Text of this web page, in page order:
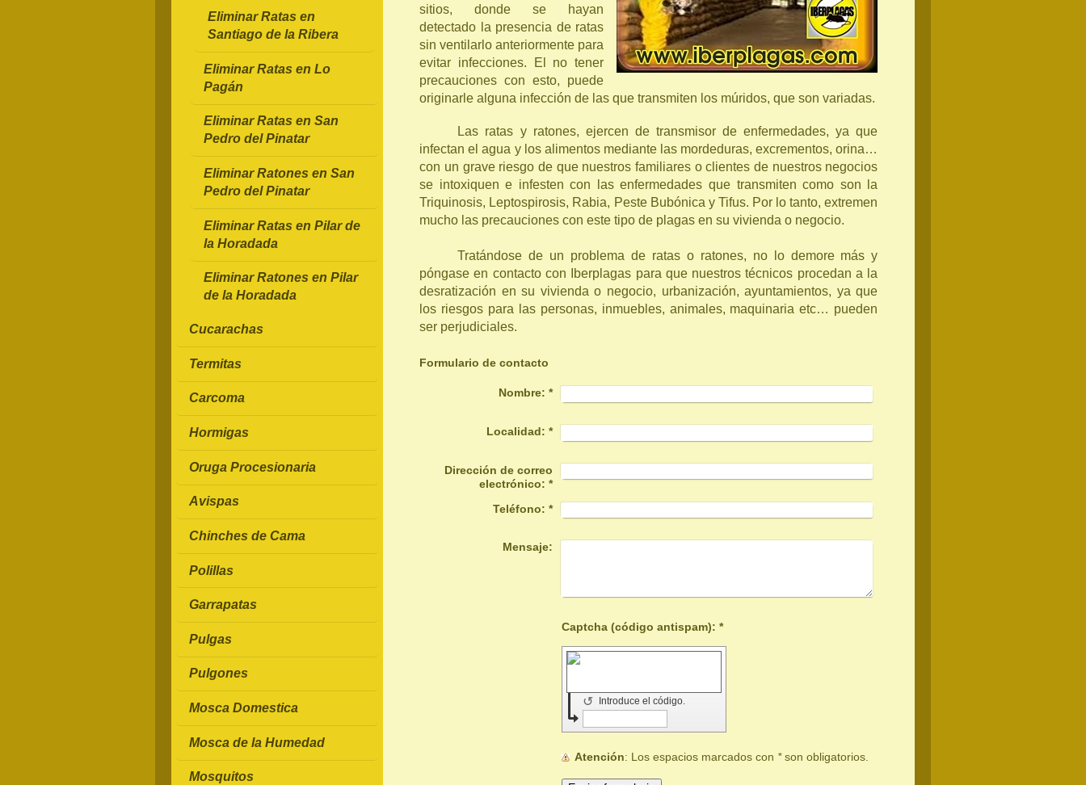
sitios, donde se hayan
detectado la presencia de ratas
sin ventilarlo anteriormente para
evitar infecciones. El no tener
precauciones con esto, puede
originarle alguna infección de las que transmiten los múridos, que son variadas.
Las ratas y ratones, ejercen de transmisor de enfermedades, ya que
infectan el agua y los alimentos mediante las mordeduras, excrementos, orina…
con un grave riesgo de que nuestros familiares o clientes de nuestros negocios
se intoxiquen e infesten con las enfermedades que transmiten como son la
Triquinosis, Leptospirosis, Rabia, Peste Bubónica y Tifus. Por lo tanto, extremen
mucho las precauciones con este tipo de plagas en su vivienda o negocio.
Tratándose de un problema de ratas o ratones, no lo demore más y
póngase en contacto con Iberplagas para que nuestros técnicos procedan a la
desratización en su vivienda o negocio, urbanización, ayuntamientos, ya que
los riesgos para las personas, inmuebles, animales, maquinaria etc… pueden
ser perjudiciales.
Formulario de contacto
Nombre: *
Localidad: *
Dirección de correo
electrónico: *
Teléfono: *
Mensaje:
Captcha (código antispam): *
Introduce el código.
↺
Atención : Los espacios marcados con *son obligatorios.
Eliminar Ratas en
Santiago de la Ribera
Eliminar Ratas en Lo
Pagán
Eliminar Ratas en San
Pedro del Pinatar
Eliminar Ratones en San
Pedro del Pinatar
Eliminar Ratas en Pilar de
la Horadada
Eliminar Ratones en Pilar
de la Horadada
Cucarachas
Termitas
Carcoma
Hormigas
Oruga Procesionaria
Avispas
Chinches de Cama
Polillas
Garrapatas
Pulgas
Pulgones
Mosca Domestica
Mosca de la Humedad
Mosquitos